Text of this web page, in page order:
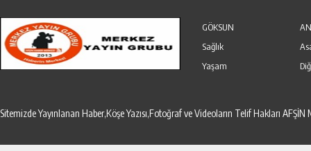
GÖKSUN
Sağlık
Yaşam
Sitemizde Yayınlanan Haber,Köşe Yazısı,Fotoğraf ve Videoların Telif Hakları